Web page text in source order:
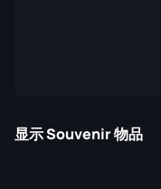
显示 Souvenir 物品